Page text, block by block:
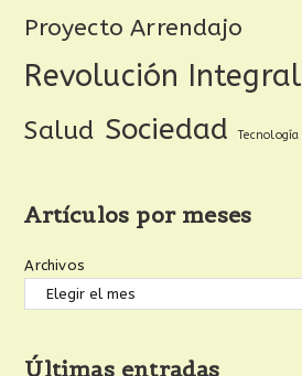
Proyecto Arrendajo
Revolución Integral
Salud Sociedad Tecnología
Artículos por meses
Archivos
Últimas entradas